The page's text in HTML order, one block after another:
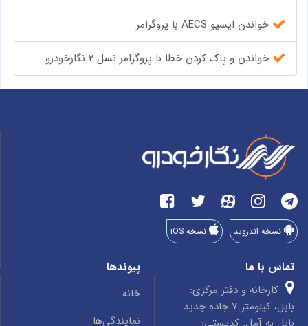
خواندن ایسیو AECS با پروگرامر
خواندن و پاک کردن خطا با پروگرامر نسل ۲ نگارخودرو
نسخه اندروید نسخه iOS
تماس با ما
کارخانه و دفتر مرکزی:
بابل، کیلومتر 7 جاده جدید
پیوندها
خانه
نمایندگی‌ها